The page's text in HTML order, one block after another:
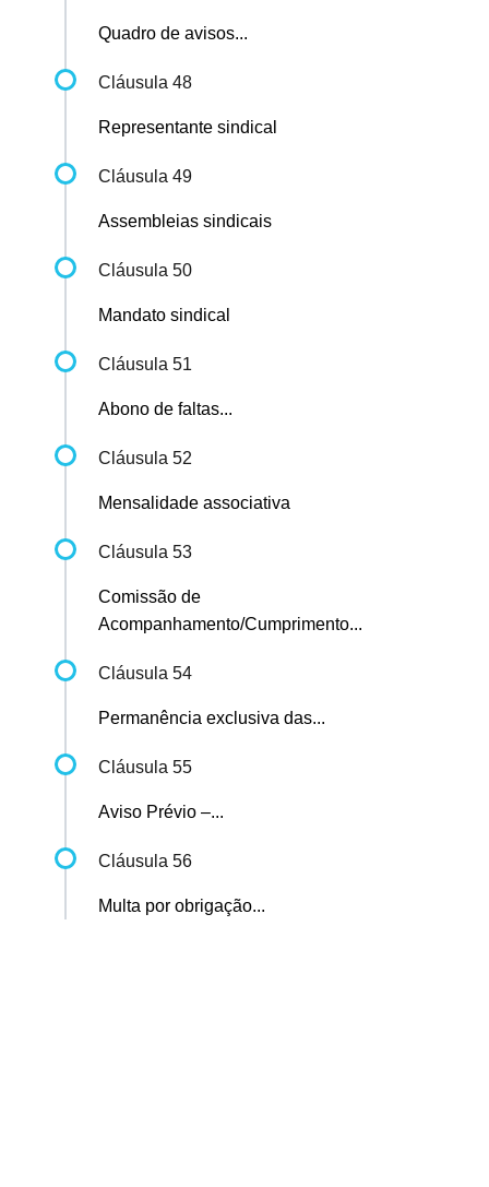
Quadro de avisos...
Cláusula 48
Representante sindical
Cláusula 49
Assembleias sindicais
Cláusula 50
Mandato sindical
Cláusula 51
Abono de faltas...
Cláusula 52
Mensalidade associativa
Cláusula 53
Comissão de
Acompanhamento/Cumprimento...
Cláusula 54
Permanência exclusiva das...
Cláusula 55
Aviso Prévio –...
Cláusula 56
Multa por obrigação...